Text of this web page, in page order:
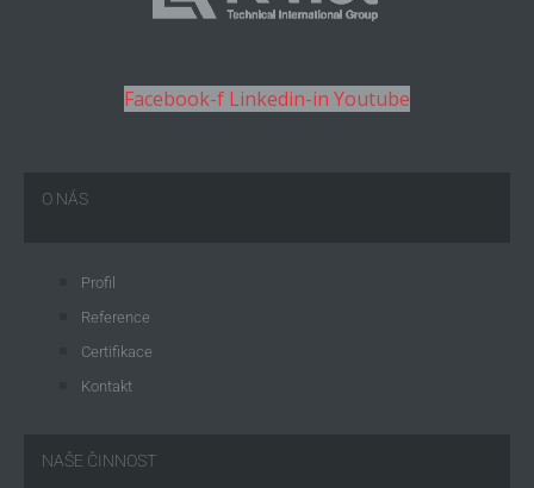
Facebook-f Linkedin-in Youtube
O NÁS
Profil
Reference
Certifikace
Kontakt
NAŠE ČINNOST